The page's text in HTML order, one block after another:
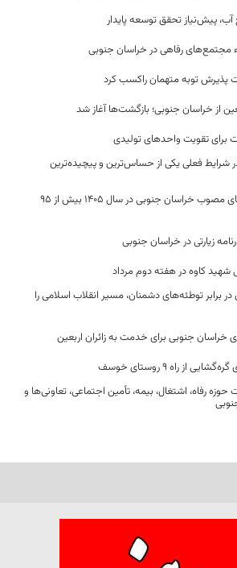
پیش‌نیاز تحقق توسعه پایدار
مجتمع‌های رفاهی در خراسان جنوبی
پذیرش توبه متهمان راکسب کرد
برای تقویت واحدهای تولیدی
شرایط فعلی یکی از حساس‌ترین و پیچیده‌ترین
سهم مالیات از کل درآمدهای مصوب خراسان جنوبی در سال ۱۴۰۵ بیش از ۹۵
برابر توطئه‌های دشمنان، مسیر انقلاب اسلامی را
از راه ۹ روستای خوسف
رفاه، اشتغال، بیمه، تأمین اجتماعی، تعاونی‌ها و